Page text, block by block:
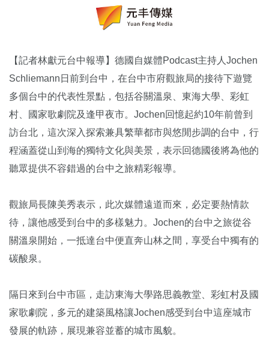
【記者林獻元台中報導】德國自媒體Podcast主持人Jochen
Schliemann日前到台中，在台中市府觀旅局的接待下遊覽
多個台中的代表性景點，包括谷關溫泉、東海大學、彩虹
村、國家歌劇院及逢甲夜市。Jochen回憶起約10年前曾到
訪台北，這次深入探索兼具繁華都市與悠閒步調的台中，行
程涵蓋從山到海的獨特文化與美景，表示回德國後將為他的
聽眾提供不容錯過的台中之旅精彩報導。
觀旅局長陳美秀表示，此次媒體遠道而來，必定要熱情款
待，讓他感受到台中的多樣魅力。Jochen的台中之旅從谷
關溫泉開始，一抵達台中便直奔山林之間，享受台中獨有的
碳酸泉。
隔日來到台中市區，走訪東海大學路思義教堂、彩虹村及國
家歌劇院，多元的建築風格讓Jochen感受到台中這座城市
發展的軌跡，展現兼容並蓄的城市風貌。